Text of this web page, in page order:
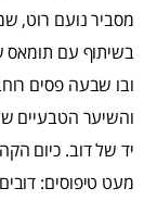
ובו שבעה פסים
והשיער הטבעיים
יד של דוב. כיום
מעט טיפוסים: